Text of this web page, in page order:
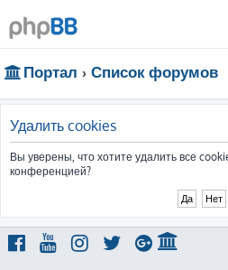
Портал Список форумов
Удалить cookies
Вы уверены, что хотите удалить все
конференцией?